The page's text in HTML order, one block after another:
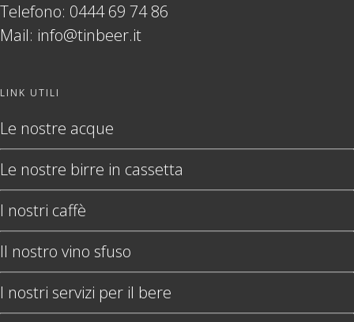
Telefono: 0444 69 74 86
Mail: info@tinbeer.it
LINK UTILI
Le nostre acque
Le nostre birre in cassetta
I nostri caffè
Il nostro vino sfuso
I nostri servizi per il bere